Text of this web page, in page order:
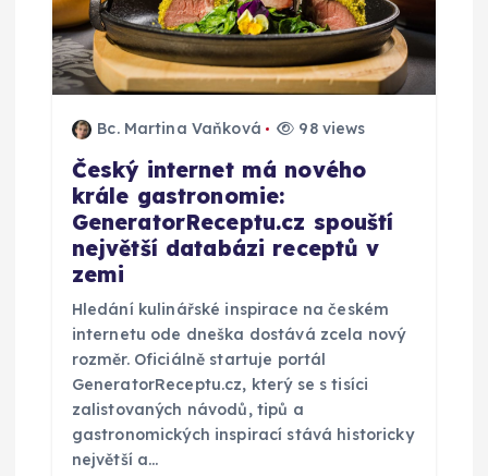
Bc. Martina Vaňková 98 views
Český internet má nového
krále gastronomie:
GeneratorReceptu.cz spouští
největší databázi receptů v
zemi
Hledání kulinářské inspirace na českém
internetu ode dneška dostává zcela nový
rozměr. Oficiálně startuje portál
GeneratorReceptu.cz, který se s tisíci
zalistovaných návodů, tipů a
gastronomických inspirací stává historicky
největší a…